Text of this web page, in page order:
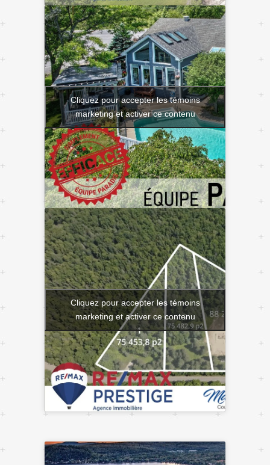
Cliquez pour accepter les témoins
marketing et activer ce contenu
Cliquez pour accepter les témoins
marketing et activer ce contenu